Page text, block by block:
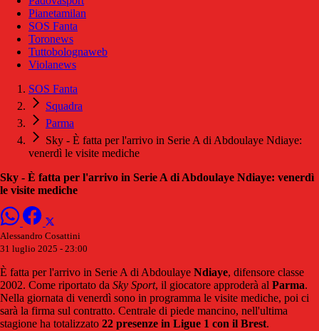
Pianetamilan
SOS Fanta
Toronews
Tuttobolognaweb
Violanews
SOS Fanta
Squadra
Parma
Sky - È fatta per l'arrivo in Serie A di Abdoulaye Ndiaye:
venerdì le visite mediche
Sky - È fatta per l'arrivo in Serie A di Abdoulaye Ndiaye: venerdì
le visite mediche
Alessandro Cosattini
31 luglio 2025 - 23:00
È fatta per l'arrivo in Serie A di Abdoulaye Ndiaye, difensore classe
2002. Come riportato da Sky Sport, il giocatore approderà al Parma.
Nella giornata di venerdì sono in programma le visite mediche, poi ci
sarà la firma sul contratto. Centrale di piede mancino, nell'ultima
stagione ha totalizzato 22 presenze in Ligue 1 con il Brest.